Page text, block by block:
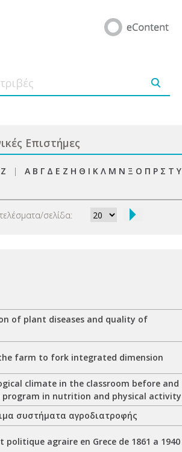
Επιστήμες
Z | Α Β Γ Δ Ε Ζ Η Θ Ι Κ Λ Μ Ν Ξ Ο Π Ρ Σ Τ Υ
σελίδα:
of plant diseases and quality of
farm to fork integrated dimension
climate in the classroom before and
in nutrition and physical activity
συστήματα αγροδιατροφής
agraire en Grece de 1861 a 1940